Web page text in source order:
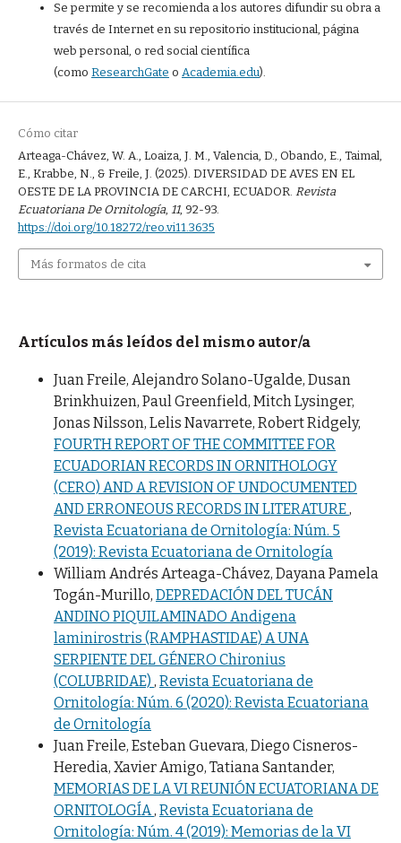
Se permite y se recomienda a los autores difundir su obra a
través de Internet en su repositorio institucional, página
web personal, o red social científica
(como ResearchGate o Academia.edu).
Cómo citar
Arteaga-Chávez, W. A., Loaiza, J. M., Valencia, D., Obando, E., Taimal,
E., Krabbe, N., & Freile, J. (2025). DIVERSIDAD DE AVES EN EL
OESTE DE LA PROVINCIA DE CARCHI, ECUADOR. Revista
Ecuatoriana De Ornitología, 11, 92-93.
https://doi.org/10.18272/reo.vi11.3635
Más formatos de cita
Artículos más leídos del mismo autor/a
Juan Freile, Alejandro Solano-Ugalde, Dusan
Brinkhuizen, Paul Greenfield, Mitch Lysinger,
Jonas Nilsson, Lelis Navarrete, Robert Ridgely,
FOURTH REPORT OF THE COMMITTEE FOR
ECUADORIAN RECORDS IN ORNITHOLOGY
(CERO) AND A REVISION OF UNDOCUMENTED
AND ERRONEOUS RECORDS IN LITERATURE,
Revista Ecuatoriana de Ornitología: Núm. 5
(2019): Revista Ecuatoriana de Ornitología
William Andrés Arteaga-Chávez, Dayana Pamela
Togán-Murillo, DEPREDACIÓN DEL TUCÁN
ANDINO PIQUILAMINADO Andigena
laminirostris (RAMPHASTIDAE) A UNA
SERPIENTE DEL GÉNERO Chironius
(COLUBRIDAE) , Revista Ecuatoriana de
Ornitología: Núm. 6 (2020): Revista Ecuatoriana
de Ornitología
Juan Freile, Esteban Guevara, Diego Cisneros-
Heredia, Xavier Amigo, Tatiana Santander,
MEMORIAS DE LA VI REUNIÓN ECUATORIANA DE
ORNITOLOGÍA, Revista Ecuatoriana de
Ornitología: Núm. 4 (2019): Memorias de la VI